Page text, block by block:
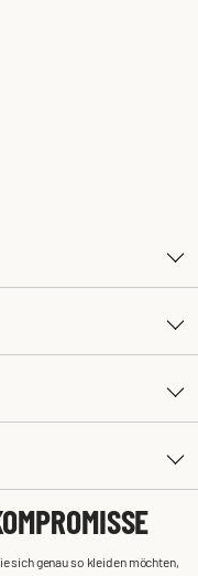
sich genau so kleiden möchten,